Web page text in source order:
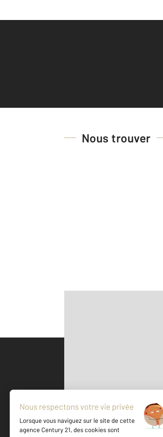
Nous trouver
500 m ©Mappy